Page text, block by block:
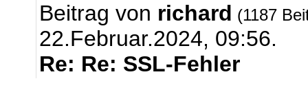
Beitrag von richard (1187
22.Februar.2024, 09:56.
Re: Re: SSL-Fehler